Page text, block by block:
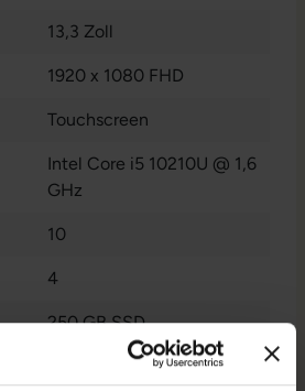
13,3 Zoll
1920 x 1080 FHD
Touchscreen
Intel Core i5 10210U @ 1,6
GHz
10
4
250 GB SSD
8 GB DDR4